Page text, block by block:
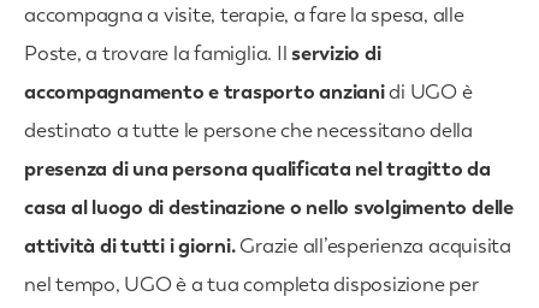
accompagna a visite, terapie, a fare la spesa, alle
Poste, a trovare la famiglia. Ilservizio di
accompagnamento e trasporto anzianidi UGO è
destinato a tutte le persone che necessitano della
presenza di una persona qualificata nel tragitto da
casa al luogo di destinazione o nello svolgimento delle
attività di tutti i giorni.Grazie all’esperienza acquisita
nel tempo, UGO è a tua completa disposizione per